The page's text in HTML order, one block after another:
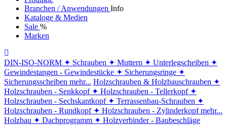
Branchen / Anwendungen Info
Kataloge & Medien
Sale %
Marken
DIN-ISO-NORM ✦ Schrauben ✦ Muttern ✦ Unterlegscheiben ✦
Gewindestangen - Gewindestücke ✦ Sicherungsringe ✦
Sicherungsscheiben mehr... Holzschrauben & Holzbauschrauben ✦
Holzschrauben - Senkkopf ✦ Holzschrauben - Tellerkopf ✦
Holzschrauben - Sechskantkopf ✦ Terrassenbau-Schrauben ✦
Holzschrauben - Rundkopf ✦ Holzschrauben - Zylinderkopf mehr...
Holzbau ✦ Dachprogramm ✦ Holzverbinder - Baubeschläge